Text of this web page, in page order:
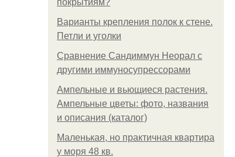
покрытиям?
Варианты крепления полок к стене.
Петли и уголки
Сравнение Сандиммун Неорал с
другими иммуносупрессорами
Ампельные и вьющиеся растения.
Ампельные цветы: фото, названия
и описания (каталог)
Маленькая, но практичная квартира
у моря 48 кв.